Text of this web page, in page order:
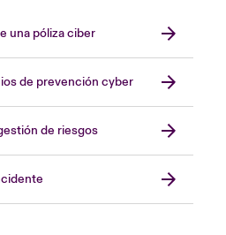
una póliza ciber
de prevención cyber
de riesgos